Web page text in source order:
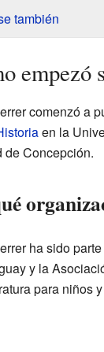
también
empezó
comenzó a
en la
de Concepción.
ha sido
y la
para niños